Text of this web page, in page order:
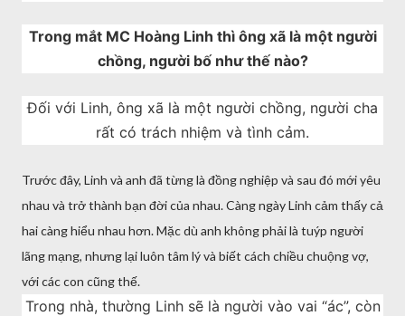
Trong mắt MC Hoàng Linh thì ông xã là một người
chồng, người bố như thế nào?
Đối với Linh, ông xã là một người chồng, người cha
rất có trách nhiệm và tình cảm.
Trước đây, Linh và anh đã từng là đồng nghiệp và sau đó mới yêu
nhau và trở thành bạn đời của nhau. Càng ngày Linh cảm thấy cả
hai càng hiểu nhau hơn. Mặc dù anh không phải là tuýp người
lãng mạng, nhưng lại luôn tâm lý và biết cách chiều chuộng vợ,
với các con cũng thế.
Trong nhà, thường Linh sẽ là người vào vai “ác”, còn